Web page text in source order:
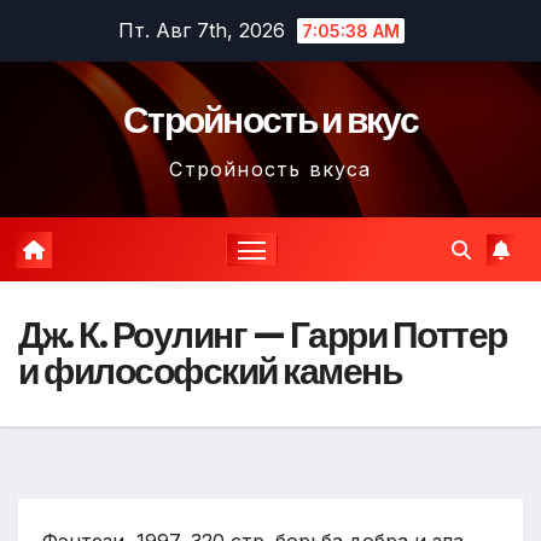
содержимому
Пт. Авг 7th, 2026 7:05:39 AM
Стройность и вкус
Стройность вкуса
Дж. К. Роулинг — Гарри Поттер
и философский камень